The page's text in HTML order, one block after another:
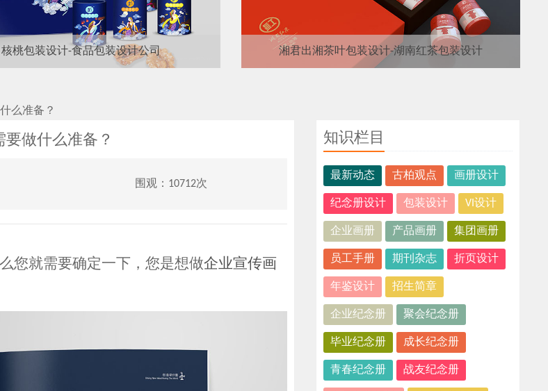
核桃包装设计-食品包装设计公司 湘君出湘茶叶包装设计-湖南红茶包装设计
么准备？
做什么准备？
围观：10712次
您就需要确定一下，您是想做企业宣传画
知识栏目
最新动态 古柏观点 画册设计
纪念册设计 包装设计 VI设计
企业画册 产品画册 集团画册
员工手册 期刊杂志 折页设计
年鉴设计 招生简章
企业纪念册 聚会纪念册
毕业纪念册 成长纪念册
青春纪念册 战友纪念册